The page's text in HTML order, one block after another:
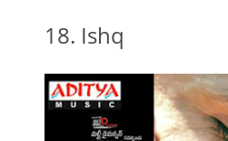
18. Ishq